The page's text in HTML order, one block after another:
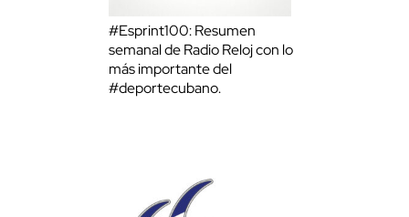
#Esprint100: Resumen
semanal de Radio Reloj con lo
más importante del
#deportecubano.